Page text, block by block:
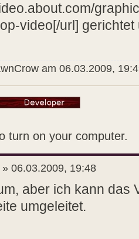
video[/url]
am 06.03.2009,
turn on your computer.
» 06.03.2009, 19:48
aber ich kann das
umgeleitet.